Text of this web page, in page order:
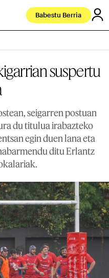
Babestu Berria
suspertu
seigarren postuan
du titulua irabazteko
egin duen lana eta
ditu Erlantz